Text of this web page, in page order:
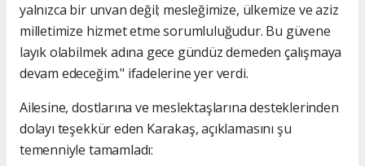
yalnızca bir unvan değil; mesleğimize, ülkemize ve aziz
milletimize hizmet etme sorumluluğudur. Bu güvene
layık olabilmek adına gece gündüz demeden çalışmaya
devam edeceğim." ifadelerine yer verdi.
Ailesine, dostlarına ve meslektaşlarına desteklerinden
dolayı teşekkür eden Karakaş, açıklamasını şu
temenniyle tamamladı: